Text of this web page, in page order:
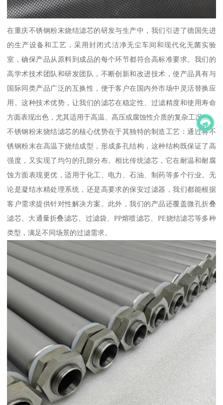
在重庆不锈钢粉末烧结滤芯的研发与生产中，我们引进了德国先进
的生产设备和工艺，采用封闭式洁净无尘车间和现代化无菌实验
室，确保产品从原料到成品的每个环节都符合高标准要求。我们的
高学术技术团队和研发团队，不断创新和改进技术，使产品具有与
国际同类产品广泛的互换性，便于客户在国内外市场中灵活替换应
用。这种技术优势，让我们的滤芯在稳定性、过滤精度和使用寿命
方面表现出色，尤其适用于高温、高压或腐蚀性介质的复杂工况。
不锈钢粉末烧结滤芯的核心优势在于其独特的制造工艺：通过将不
锈钢粉末在高温下烧结成型，形成多孔结构，这种结构既保证了高
强度，又实现了均匀的孔隙分布。相比传统滤芯，它在耐温和耐腐
蚀方面表现更优，适用于化工、电力、石油、制药等多个行业。无
论是凝结水精处理系统，还是高要求的保安过滤器，我们都能根据
客户需求提供针对性解决方案。此外，我们的产品还覆盖微孔折叠
滤芯、大通量折叠滤芯、过滤袋、PP熔喷滤芯、PE烧结滤芯等多种
类型，满足不同场景的过滤需求。